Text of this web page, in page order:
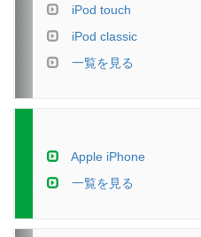
iPod touch
iPod classic
一覧を見る
Apple iPhone
一覧を見る